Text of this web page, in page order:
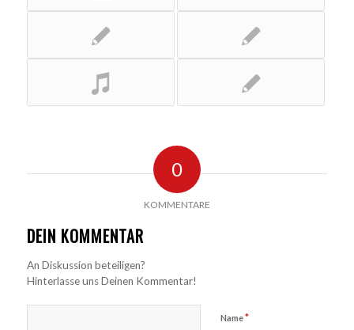
0
KOMMENTARE
DEIN KOMMENTAR
An Diskussion beteiligen?
Hinterlasse uns Deinen Kommentar!
Name*